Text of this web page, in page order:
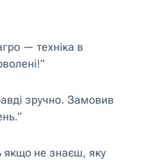
— техніка в
зручно. Замовив
якщо не знаєш, яку